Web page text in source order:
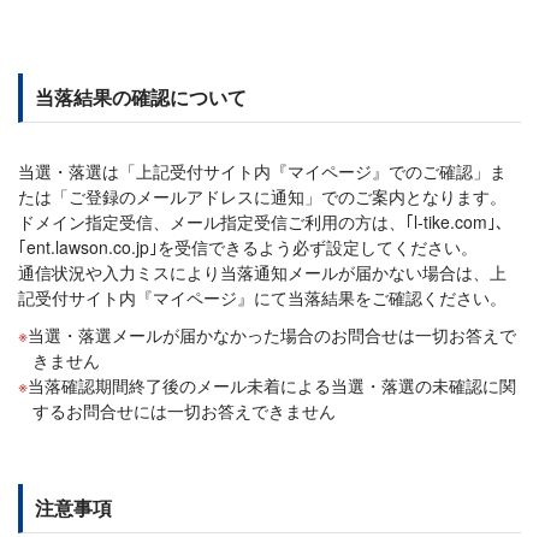
当落結果の確認について
当選・落選は「上記受付サイト内『マイページ』でのご確認」ま
たは「ご登録のメールアドレスに通知」でのご案内となります。
ドメイン指定受信、メール指定受信ご利用の方は、｢l-tike.com｣、
｢ent.lawson.co.jp｣を受信できるよう必ず設定してください。
通信状況や入力ミスにより当落通知メールが届かない場合は、上
記受付サイト内『マイページ』にて当落結果をご確認ください。
当選・落選メールが届かなかった場合のお問合せは一切お答えで
きません
当落確認期間終了後のメール未着による当選・落選の未確認に関
するお問合せには一切お答えできません
注意事項